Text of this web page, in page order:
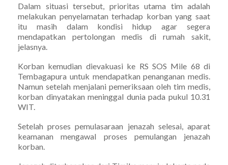
Dalam situasi tersebut, prioritas utama tim adalah
melakukan penyelamatan terhadap korban yang saat
itu masih dalam kondisi hidup agar segera
mendapatkan pertolongan medis di rumah sakit,
jelasnya.
Korban kemudian dievakuasi ke RS SOS Mile 68 di
Tembagapura untuk mendapatkan penanganan medis.
Namun setelah menjalani pemeriksaan oleh tim medis,
korban dinyatakan meninggal dunia pada pukul 10.31
WIT.
Setelah proses pemulasaraan jenazah selesai, aparat
keamanan mengawal proses pemulangan jenazah
korban.